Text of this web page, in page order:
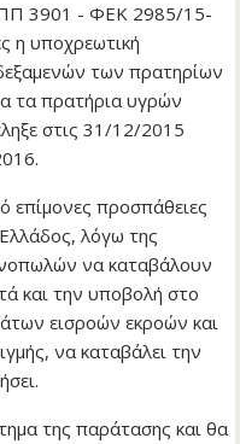
3901 - ΦΕΚ 2985/15-
η υποχρεωτική
των πρατηρίων
τα πρατήρια υγρών
στις 31/12/2015
επίμονες προσπάθειες
λόγω της
να καταβάλουν
και την υποβολή στο
εισροών εκροών και
να καταβάλει την
της παράτασης και θα